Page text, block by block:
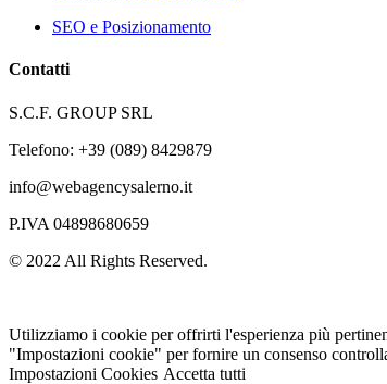
SEO e Posizionamento
Contatti
S.C.F. GROUP SRL
Telefono: +39 (089) 8429879
info@webagencysalerno.it
P.IVA 04898680659
© 2022 All Rights Reserved.
Utilizziamo i cookie per offrirti l'esperienza più
"Impostazioni cookie" per fornire un consenso
Impostazioni Cookies Accetta tutti